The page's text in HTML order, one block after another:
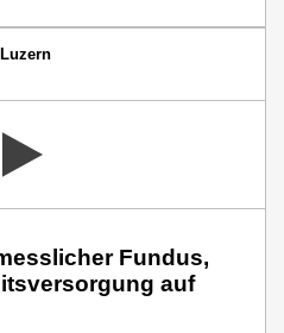
Fundus,
auf